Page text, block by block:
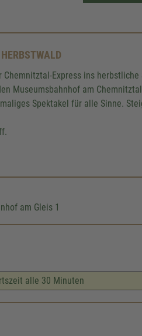
Express ins herbstliche
Museumsbahnhof am
Spektakel für alle Sinne.
am Gleis 1
alle 30 Minuten